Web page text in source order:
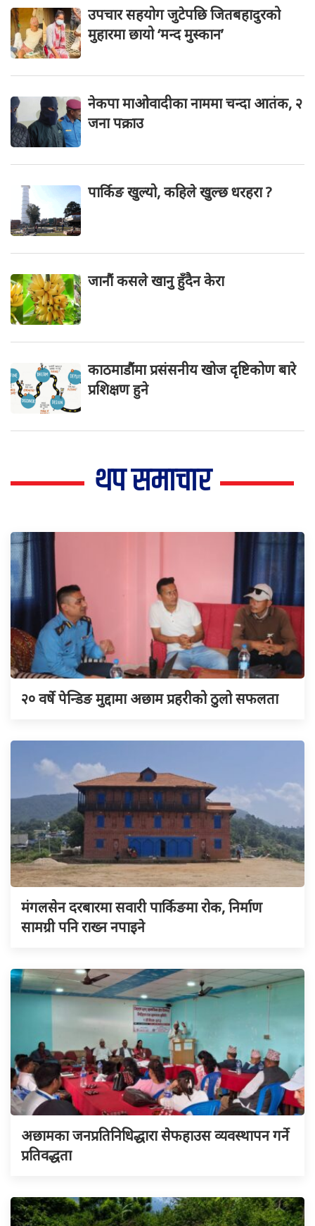
उपचार सहयोग जुटेपछि जितबहादुरको
मुहारमा छायो ‘मन्द मुस्कान’
नेकपा माओवादीका नाममा चन्दा आतंक, २
जना पक्राउ
पार्किङ खुल्यो, कहिले खुल्छ धरहरा ?
जानौं कसले खानु हुँदैन केरा
काठमाडौंमा प्रसंसनीय खोज दृष्टिकोण बारे
प्रशिक्षण हुने
थप समाचार
२० वर्षे पेन्डिङ मुद्दामा अछाम प्रहरीको ठुलो सफलता
मंगलसेन दरबारमा सवारी पार्किङमा रोक, निर्माण
सामग्री पनि राख्न नपाइने
अछामका जनप्रतिनिधिद्धारा सेफहाउस व्यवस्थापन गर्ने
प्रतिवद्धता